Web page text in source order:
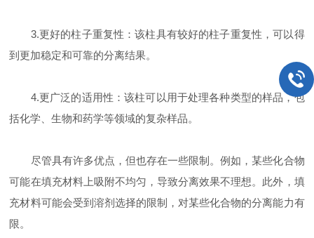
3.更好的柱子重复性：该柱具有较好的柱子重复性，可以得
到更加稳定和可靠的分离结果。
4.更广泛的适用性：该柱可以用于处理各种类型的样品，包
括化学、生物和药学等领域的复杂样品。
尽管具有许多优点，但也存在一些限制。例如，某些化合物
可能在填充材料上吸附不均匀，导致分离效果不理想。此外，填
充材料可能会受到溶剂选择的限制，对某些化合物的分离能力有
限。